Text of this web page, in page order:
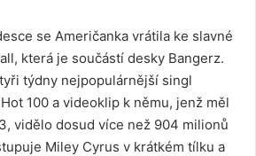
se Američanka vrátila ke slavné
která je součástí desky Bangerz.
týdny nejpopulárnější singl
100 a videoklip k němu, jenž měl
vidělo dosud více než 904 milionů
Miley Cyrus v krátkém tílku a